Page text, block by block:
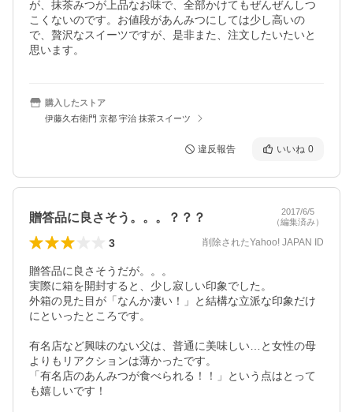
が、抹茶みつが上品なお味で、全部かけてもぜんぜんしつ
こくないのです。お値段があんみつにしては少し高いの
で、贅沢なスイーツですが、是非また、注文したいたいと
思います。
購入したストア
伊藤久右衛門 京都 宇治 抹茶スイーツ
違反報告 いいね 0
贈答品に良さそう。。。？？？
2017/6/5
（編集済み）
3 削除されたYahoo! JAPAN ID
贈答品に良さそうだが。。。
実際に箱を開封すると、少し寂しい印象でした。
外箱の見た目が「なんか凄い！」と結構な立派な印象だけ
にといったところです。
有名店など興味のない父は、普通に美味しい…と女性の母
よりもリアクションは薄かったです。
「有名店のあんみつが食べられる！！」という点はとって
も嬉しいです！